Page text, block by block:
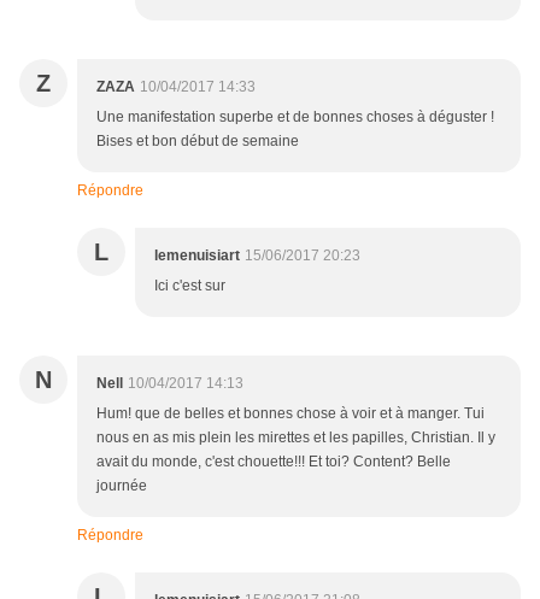
Z ZAZA 10/04/2017 14:33
Une manifestation superbe et de bonnes choses à déguster !
Bises et bon début de semaine
Répondre
L lemenuisiart 15/06/2017 20:23
Ici c'est sur
N Nell
10/04/2017 14:13
Hum! que de belles et bonnes chose à voir et à manger. Tui
nous en as mis plein les mirettes et les papilles, Christian. Il y
avait du monde, c'est chouette!!! Et toi? Content? Belle
journée
Répondre